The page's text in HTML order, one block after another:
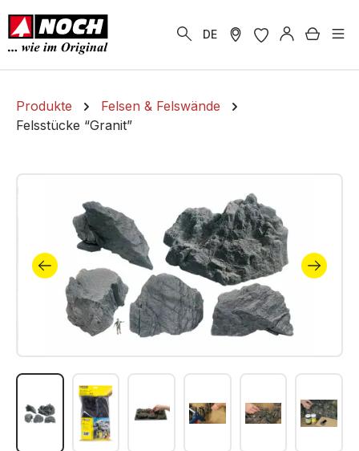
springen
DE
Produkte
Felsen & Felswände
Felsstücke “Granit”
Bildergalerie überspringen